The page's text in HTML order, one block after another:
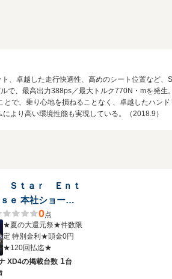
、卓越した走行快適性、高めのシート位置など、
で、最高出力388ps／最大トルク770N・mを発生
で、乗り心地を損ねることなく、卓越したハンド
より高い環境性能も実現している。（2018.9）
Ｓｔａｒ Ｅｎｔ
ｅ 本社ショール
0点
★夏の大還元祭★件数限
定 特別金利★頭金0円
★120回払迄★
XD4の掲載台数 1台